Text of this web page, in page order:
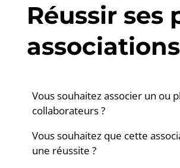
Réussir ses
associations
Vous souhaitez associer un ou
collaborateurs?
Vous souhaitez que cette
une réussite ?